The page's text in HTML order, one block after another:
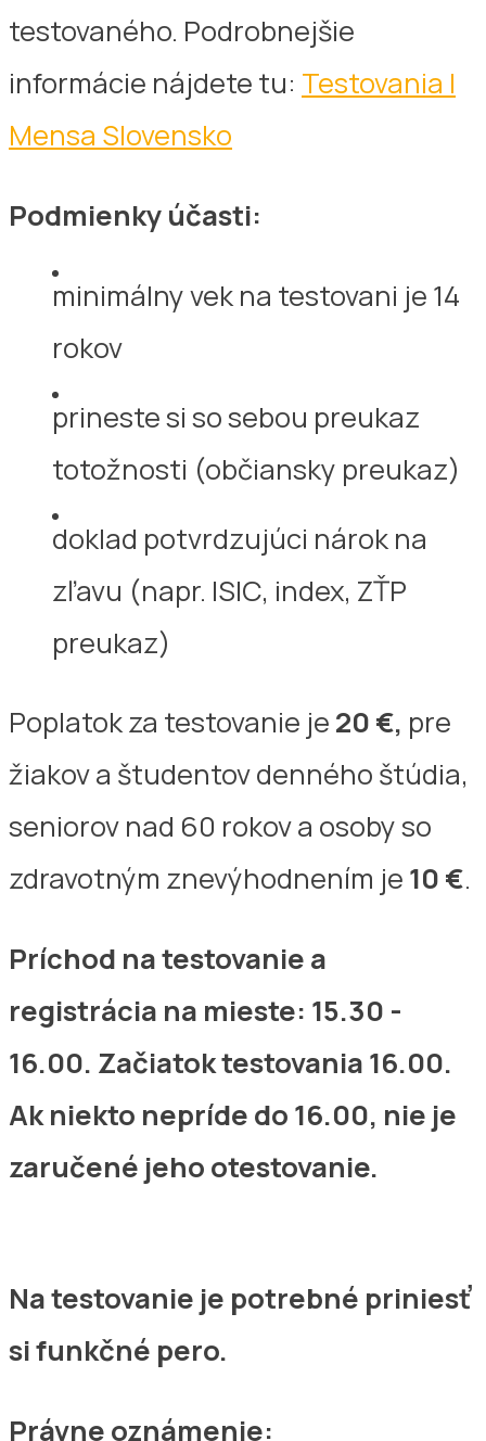
testovaného. Podrobnejšie
informácie nájdete tu: Testovania |
Mensa Slovensko
Podmienky účasti:
minimálny vek na testovani je 14
rokov
prineste si so sebou preukaz
totožnosti (občiansky preukaz)
doklad potvrdzujúci nárok na
zľavu (napr. ISIC, index, ZŤP
preukaz)
Poplatok za testovanie je 20 €, pre
žiakov a študentov denného štúdia,
seniorov nad 60 rokov a osoby so
zdravotným znevýhodnením je 10 €.
Príchod na testovanie a
registrácia na mieste: 15.30 -
16.00. Začiatok testovania 16.00.
Ak niekto nepríde do 16.00, nie je
zaručené jeho otestovanie.
Na testovanie je potrebné priniesť
si funkčné pero.
Právne oznámenie: